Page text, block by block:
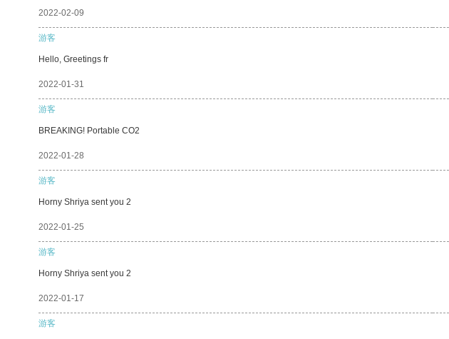
2022-02-09
游客
Hello, Greetings fr
2022-01-31
游客
BREAKING! Portable CO2
2022-01-28
游客
Horny Shriya sent you 2
2022-01-25
游客
Horny Shriya sent you 2
2022-01-17
游客